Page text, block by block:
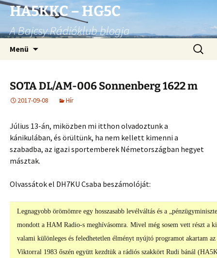
Ugrás
tartalomhoz
HA5KKC – HG5C
A Bajcsy Rádióklub blogja
Menü
SOTA DL/AM-006 Sonnenberg 1622 m
2017-09-08 Hír
Július 13-án, miközben mi itthon olvadoztunk a
kánikulában, és örültünk, ha nem kellett kimenni a
szabadba, az igazi sportemberek Németországban hegyet
másztak.
Olvassátok el DH7KU Csaba beszámolóját:
Legnagyobb örömömre egy hosszasabb levélváltás és a
mondott a HAM Radio-s meghívásomra. Mivel még sosem vett részt a
valami különleges és feledhetetlen élményt nyújtó programot akartam
Viktorral 1983 őszén együtt kezdtük a rádiós szakkört Rudi bánál